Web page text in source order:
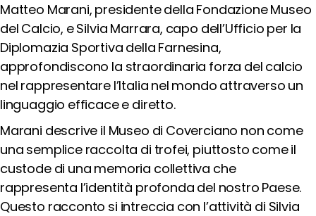
e
Diritti
Circolare
Emergenza
Climatica
Sostenibilità
Eventi
Sostenibilità
delle
Infrastrutture
Outraged
Matteo Marani, presidente della Fondazione Museo
del Calcio, e Silvia Marrara, capo dell’Ufficio per la
Diplomazia Sportiva della Farnesina,
approfondiscono la straordinaria forza del calcio
nel rappresentare l’Italia nel mondo attraverso un
linguaggio efficace e diretto.
Marani descrive il Museo di Coverciano non come
una semplice raccolta di trofei, piuttosto come il
custode di una memoria collettiva che
rappresenta l’identità profonda del nostro Paese.
Questo racconto si intreccia con l’attività di Silvia